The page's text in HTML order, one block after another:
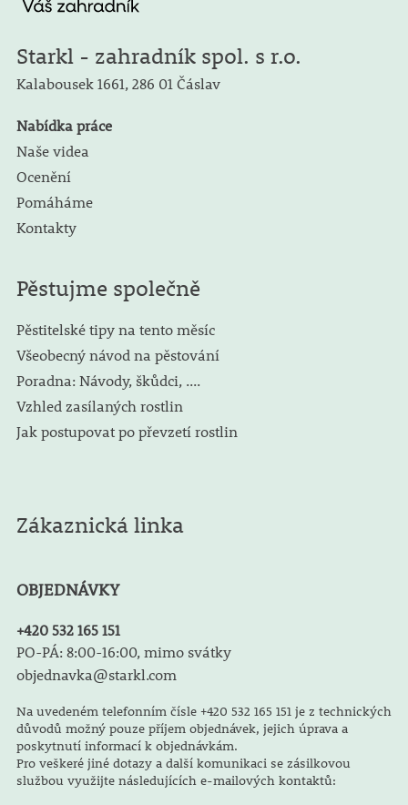
Starkl - zahradník spol. s r.o.
Kalabousek 1661, 286 01 Čáslav
Nabídka práce
Naše videa
Ocenění
Pomáháme
Kontakty
Pěstujme společně
Pěstitelské tipy na tento měsíc
Všeobecný návod na pěstování
Poradna: Návody, škůdci, ....
Vzhled zasílaných rostlin
Jak postupovat po převzetí rostlin
Zákaznická linka
OBJEDNÁVKY
+420 532 165 151
PO-PÁ: 8:00-16:00, mimo svátky
objednavka@starkl.com
Na uvedeném telefonním čísle +420 532 165 151 je z technických
důvodů možný pouze příjem objednávek, jejich úprava a
poskytnutí informací k objednávkám.
Pro veškeré jiné dotazy a další komunikaci se zásilkovou
službou využijte následujících e-mailových kontaktů: